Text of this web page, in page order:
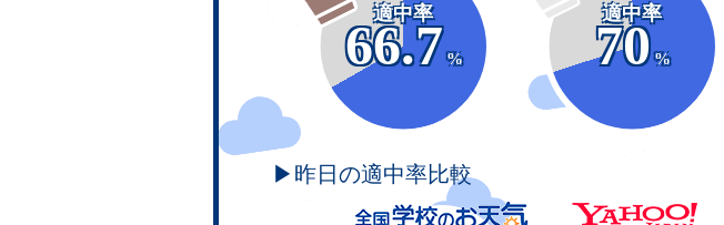
適中率
66.7
%
適中率
70
%
▶昨日の適中率比較